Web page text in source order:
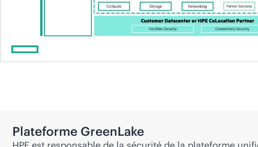
Plateforme GreenLake